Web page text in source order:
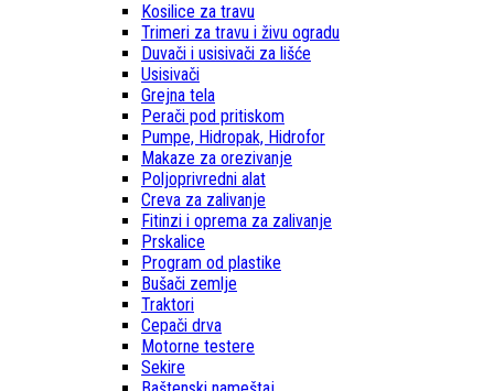
Kosilice za travu
Trimeri za travu i živu ogradu
Duvači i usisivači za lišće
Usisivači
Grejna tela
Perači pod pritiskom
Pumpe, Hidropak, Hidrofor
Makaze za orezivanje
Poljoprivredni alat
Creva za zalivanje
Fitinzi i oprema za zalivanje
Prskalice
Program od plastike
Bušači zemlje
Traktori
Cepači drva
Motorne testere
Sekire